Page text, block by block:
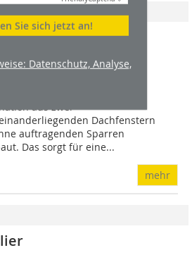
Sie sich jetzt an!
Datenschutz, Analyse,
„Duo" ohne
seine Lichtlösung Duo noch
aus zwei
Dachfenstern
auftragenden Sparren
Das sorgt für eine...
mehr